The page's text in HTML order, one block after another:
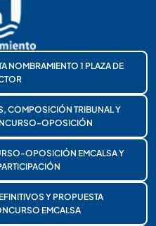
NOMBRAMIENTO 1 PLAZA DE
COMPOSICIÓN TRIBUNAL Y
OPOSICIÓN
OPOSICIÓN EMCALSA Y
Y PROPUESTA
EMCALSA